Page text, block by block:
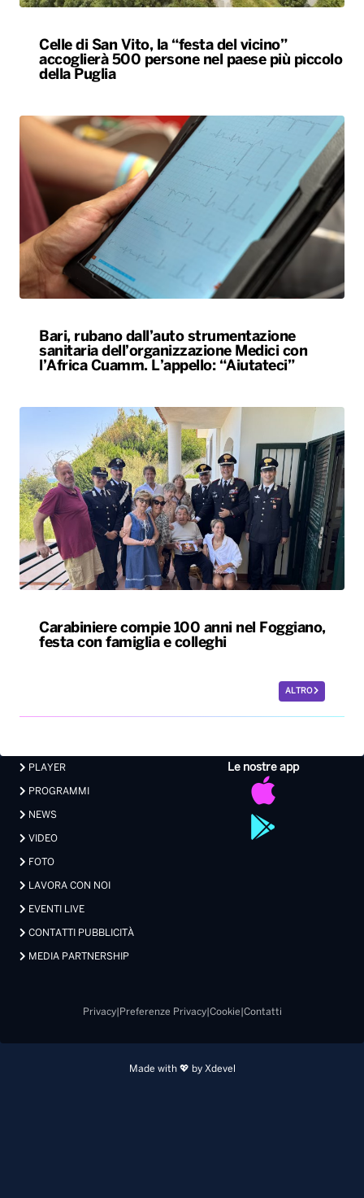
Celle di San Vito, la “festa del vicino”
accoglierà 500 persone nel paese più piccolo
della Puglia
Bari, rubano dall’auto strumentazione
sanitaria dell’organizzazione Medici con
l’Africa Cuamm. L’appello: “Aiutateci”
Carabiniere compie 100 anni nel Foggiano,
festa con famiglia e colleghi
ALTRO
Le nostre app
PLAYER
PROGRAMMI
NEWS
VIDEO
FOTO
LAVORA CON NOI
EVENTI LIVE
CONTATTI PUBBLICITÀ
MEDIA PARTNERSHIP
Privacy| Preferenze Privacy| Cookie Contatti
Made with 💖 by Xdevel